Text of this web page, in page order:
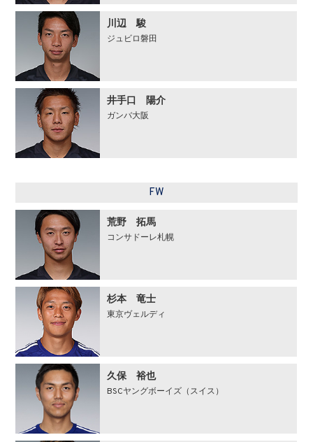
川辺 駿
ジュビロ磐田
井手口 陽介
ガンバ大阪
FW
荒野 拓馬
コンサドーレ札幌
杉本 竜士
東京ヴェルディ
久保 裕也
BSCヤングボーイズ（スイス）